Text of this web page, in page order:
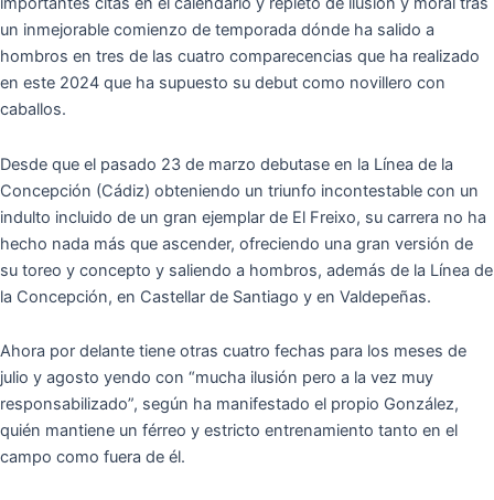
un inmejorable comienzo de temporada dónde ha salido a
hombros en tres de las cuatro comparecencias que ha realizado
en este 2024 que ha supuesto su debut como novillero con
caballos.
Desde que el pasado 23 de marzo debutase en la Línea de la
Concepción (Cádiz) obteniendo un triunfo incontestable con un
indulto incluido de un gran ejemplar de El Freixo, su carrera no ha
hecho nada más que ascender, ofreciendo una gran versión de
su toreo y concepto y saliendo a hombros, además de la Línea de
la Concepción, en Castellar de Santiago y en Valdepeñas.
Ahora por delante tiene otras cuatro fechas para los meses de
julio y agosto yendo con “mucha ilusión pero a la vez muy
responsabilizado”, según ha manifestado el propio González,
quién mantiene un férreo y estricto entrenamiento tanto en el
campo como fuera de él.